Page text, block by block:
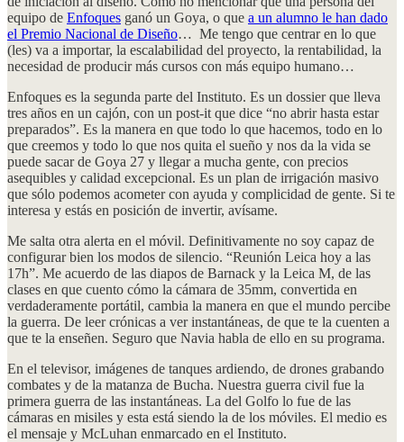
equipo de Enfoques ganó un Goya, o que a un alumno le han dado
el Premio Nacional de Diseño… Me tengo que centrar en lo que
(les) va a importar, la escalabilidad del proyecto, la rentabilidad, la
necesidad de producir más cursos con más equipo humano…
Enfoques es la segunda parte del Instituto. Es un dossier que lleva
tres años en un cajón, con un post-it que dice “no abrir hasta estar
preparados”. Es la manera en que todo lo que hacemos, todo en lo
que creemos y todo lo que nos quita el sueño y nos da la vida se
puede sacar de Goya 27 y llegar a mucha gente, con precios
asequibles y calidad excepcional. Es un plan de irrigación masivo
que sólo podemos acometer con ayuda y complicidad de gente. Si te
interesa y estás en posición de invertir, avísame.
Me salta otra alerta en el móvil. Definitivamente no soy capaz de
configurar bien los modos de silencio. “Reunión Leica hoy a las
17h”. Me acuerdo de las diapos de Barnack y la Leica M, de las
clases en que cuento cómo la cámara de 35mm, convertida en
verdaderamente portátil, cambia la manera en que el mundo percibe
la guerra. De leer crónicas a ver instantáneas, de que te la cuenten a
que te la enseñen. Seguro que Navia habla de ello en su programa.
En el televisor, imágenes de tanques ardiendo, de drones grabando
combates y de la matanza de Bucha. Nuestra guerra civil fue la
primera guerra de las instantáneas. La del Golfo lo fue de las
cámaras en misiles y esta está siendo la de los móviles. El medio es
el mensaje y McLuhan enmarcado en el Instituto.